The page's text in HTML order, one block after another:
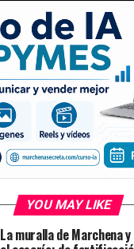
YOU MAY LIKE
La muralla de Marchena